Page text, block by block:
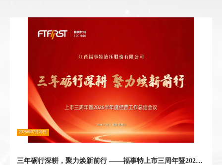
2026年04月08日
江苏福事特成功获评“江苏省民营科技企业”称号